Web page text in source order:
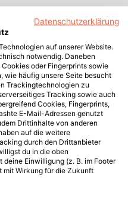
Datenschutzerklärung
auf unserer Website.
notwendig. Daneben
oder Fingerprints sowie
wie häufig unsere Seite besucht
Trackingtechnologien zu
Tracking sowie auch
Cookies, Fingerprints,
E-Mail-Adressen genutzt
Drittinhalte von anderen
auf die weitere
durch den Drittanbieter
du in die oben
deine Einwilligung (z. B. im Footer
mit Wirkung für die Zukunft